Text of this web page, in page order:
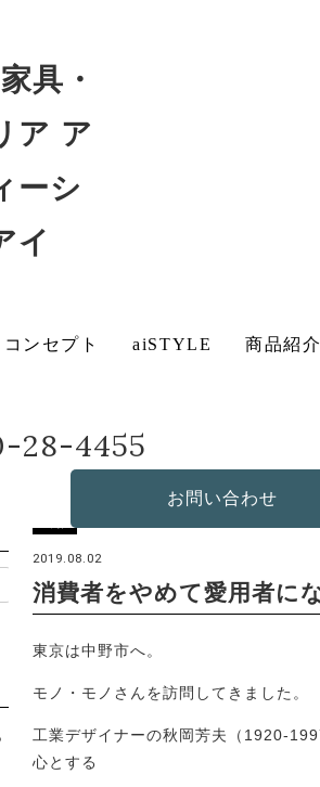
コンセプト
につい
aiSTYLE 商品紹
オリジ
28-4455
お問い合わせ
めて愛用者になろう
BLOG
2019.08.02
消費者をやめて愛用者に
東京は中野市へ。
モノ・モノさんを訪問してきました。
工業デザイナーの秋岡芳夫（1920-
心とする